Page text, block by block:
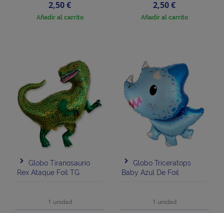
Precio
2,50 €
Añadir al carrito
Precio
2,50 €
Añadir al carrito
Globo Tiranosaurio
Rex Ataque Foil TG
1 unidad
Globo Triceratops
Baby Azul De Foil
1 unidad